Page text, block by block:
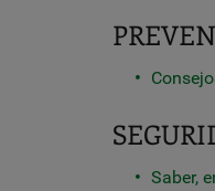
Saber,